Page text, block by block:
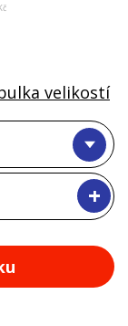
+
velikostí